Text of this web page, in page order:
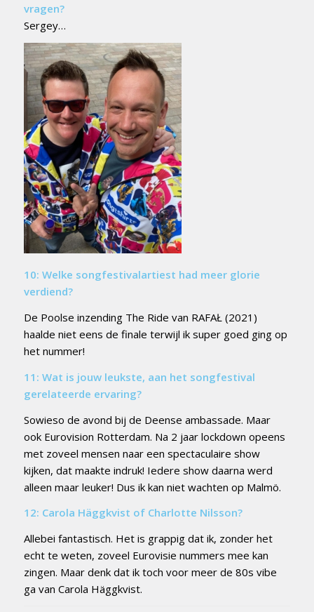
vragen?
Sergey…
10: Welke songfestivalartiest had meer glorie
verdiend?
De Poolse inzending The Ride van RAFAŁ (2021)
haalde niet eens de finale terwijl ik super goed ging op
het nummer!
11: Wat is jouw leukste, aan het songfestival
gerelateerde ervaring?
Sowieso de avond bij de Deense ambassade. Maar
ook Eurovision Rotterdam. Na 2 jaar lockdown opeens
met zoveel mensen naar een spectaculaire show
kijken, dat maakte indruk! Iedere show daarna werd
alleen maar leuker! Dus ik kan niet wachten op Malmö.
12: Carola Häggkvist of Charlotte Nilsson?
Allebei fantastisch. Het is grappig dat ik, zonder het
echt te weten, zoveel Eurovisie nummers mee kan
zingen. Maar denk dat ik toch voor meer de 80s vibe
ga van Carola Häggkvist.